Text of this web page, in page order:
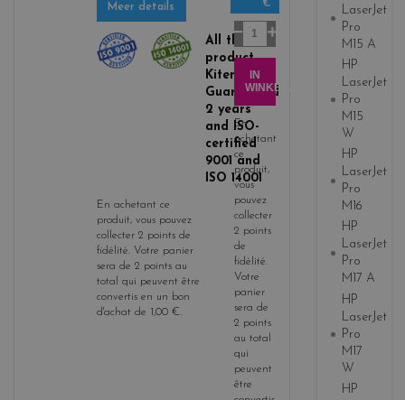
Meer details
All the
product
Kitencre is
Guaranteed
2 years
and ISO-
certified
9001 and
ISO 14001
En achetant ce
produit, vous pouvez
collecter 2 points de
fidélité. Votre panier
sera de 2 points au
total qui peuvent être
convertis en un bon
d'achat de 1,00 €.
€
Aantal
IN
WINKELWAGEN
En
achetant
ce
produit,
vous
pouvez
collecter
2 points
de
fidélité.
Votre
panier
sera de
2 points
au total
qui
peuvent
être
LaserJet
Pro
M15 A
HP
LaserJet
Pro
M15
W
HP
LaserJet
Pro
M16
HP
LaserJet
Pro
M17 A
HP
LaserJet
Pro
M17
W
HP